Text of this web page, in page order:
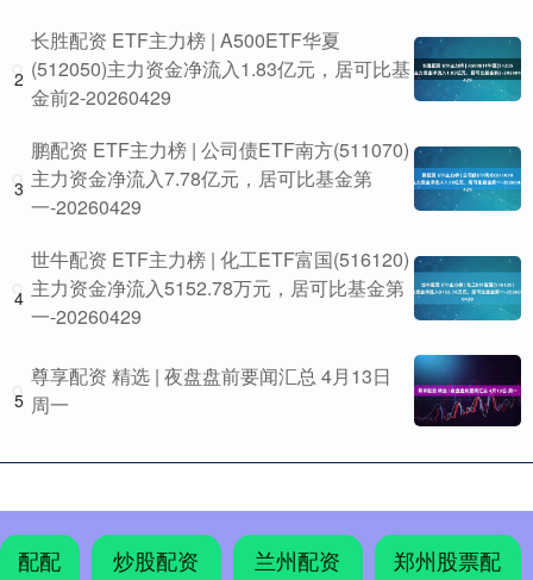
2
长胜配资 ETF主力榜 | A500ETF华夏
(512050)主力资金净流入1.83亿元，居可比基
金前2-20260429
3
鹏配资 ETF主力榜 | 公司债ETF南方(511070)
主力资金净流入7.78亿元，居可比基金第
一-20260429
4
世牛配资 ETF主力榜 | 化工ETF富国(516120)
主力资金净流入5152.78万元，居可比基金第
一-20260429
5
尊享配资 精选 | 夜盘盘前要闻汇总 4月13日
周一
配配
炒股配资
兰州配资
郑州股票配